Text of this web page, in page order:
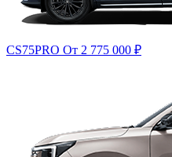
CS75PRO От 2 775 000 ₽